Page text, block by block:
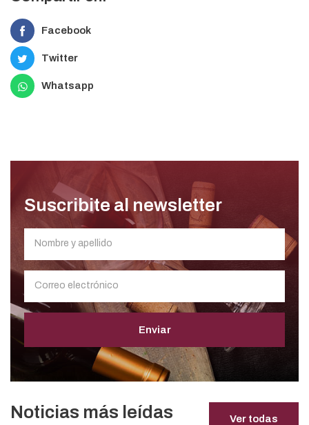
Facebook
Twitter
Whatsapp
Suscribite al newsletter
Enviar
Noticias más leídas Ver todas